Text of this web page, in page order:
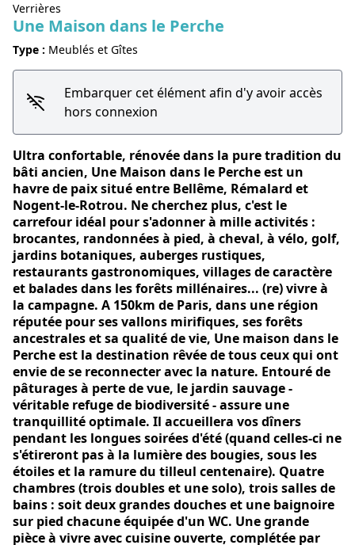
Verrières
Une Maison dans le Perche
Type : Meublés et Gîtes
Embarquer cet élément afin d'y avoir accès
hors connexion
Ultra confortable, rénovée dans la pure tradition du
bâti ancien, Une Maison dans le Perche est un
havre de paix situé entre Bellême, Rémalard et
Nogent-le-Rotrou. Ne cherchez plus, c'est le
carrefour idéal pour s'adonner à mille activités :
brocantes, randonnées à pied, à cheval, à vélo, golf,
jardins botaniques, auberges rustiques,
restaurants gastronomiques, villages de caractère
et balades dans les forêts millénaires... (re) vivre à
la campagne. A 150km de Paris, dans une région
réputée pour ses vallons mirifiques, ses forêts
ancestrales et sa qualité de vie, Une maison dans le
Perche est la destination rêvée de tous ceux qui ont
envie de se reconnecter avec la nature. Entouré de
pâturages à perte de vue, le jardin sauvage -
véritable refuge de biodiversité - assure une
tranquillité optimale. Il accueillera vos dîners
pendant les longues soirées d'été (quand celles-ci ne
s'étireront pas à la lumière des bougies, sous les
étoiles et la ramure du tilleul centenaire). Quatre
chambres (trois doubles et une solo), trois salles de
bains : soit deux grandes douches et une baignoire
sur pied chacune équipée d'un WC. Une grande
pièce à vivre avec cuisine ouverte, complétée par